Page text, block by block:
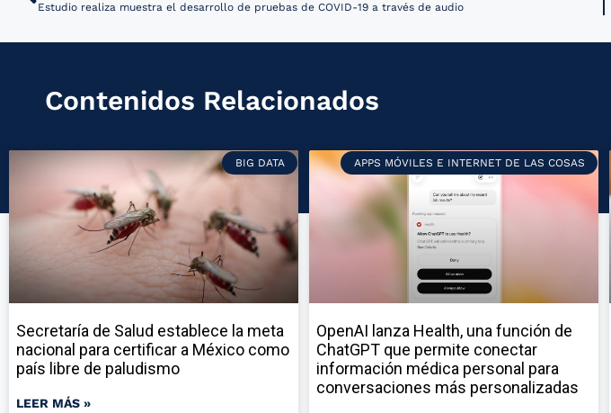
Estudio realiza muestra el desarrollo de pruebas de COVID-19 a través de audio
Contenidos Relacionados
BIG DATA
Secretaría de Salud establece la meta
nacional para certificar a México como
país libre de paludismo
LEER MÁS »
APPS MÓVILES E INTERNET DE LAS COSAS
OpenAI lanza Health, una función de
ChatGPT que permite conectar
información médica personal para
conversaciones más personalizadas